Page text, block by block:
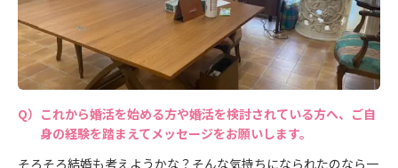
これから婚活を始める方や婚活を検討されている方へ、ご自
身の経験を踏まえてメッセージをお願いします。
そろそろ結婚も考えようかな？そんな気持ちになられたのなら一